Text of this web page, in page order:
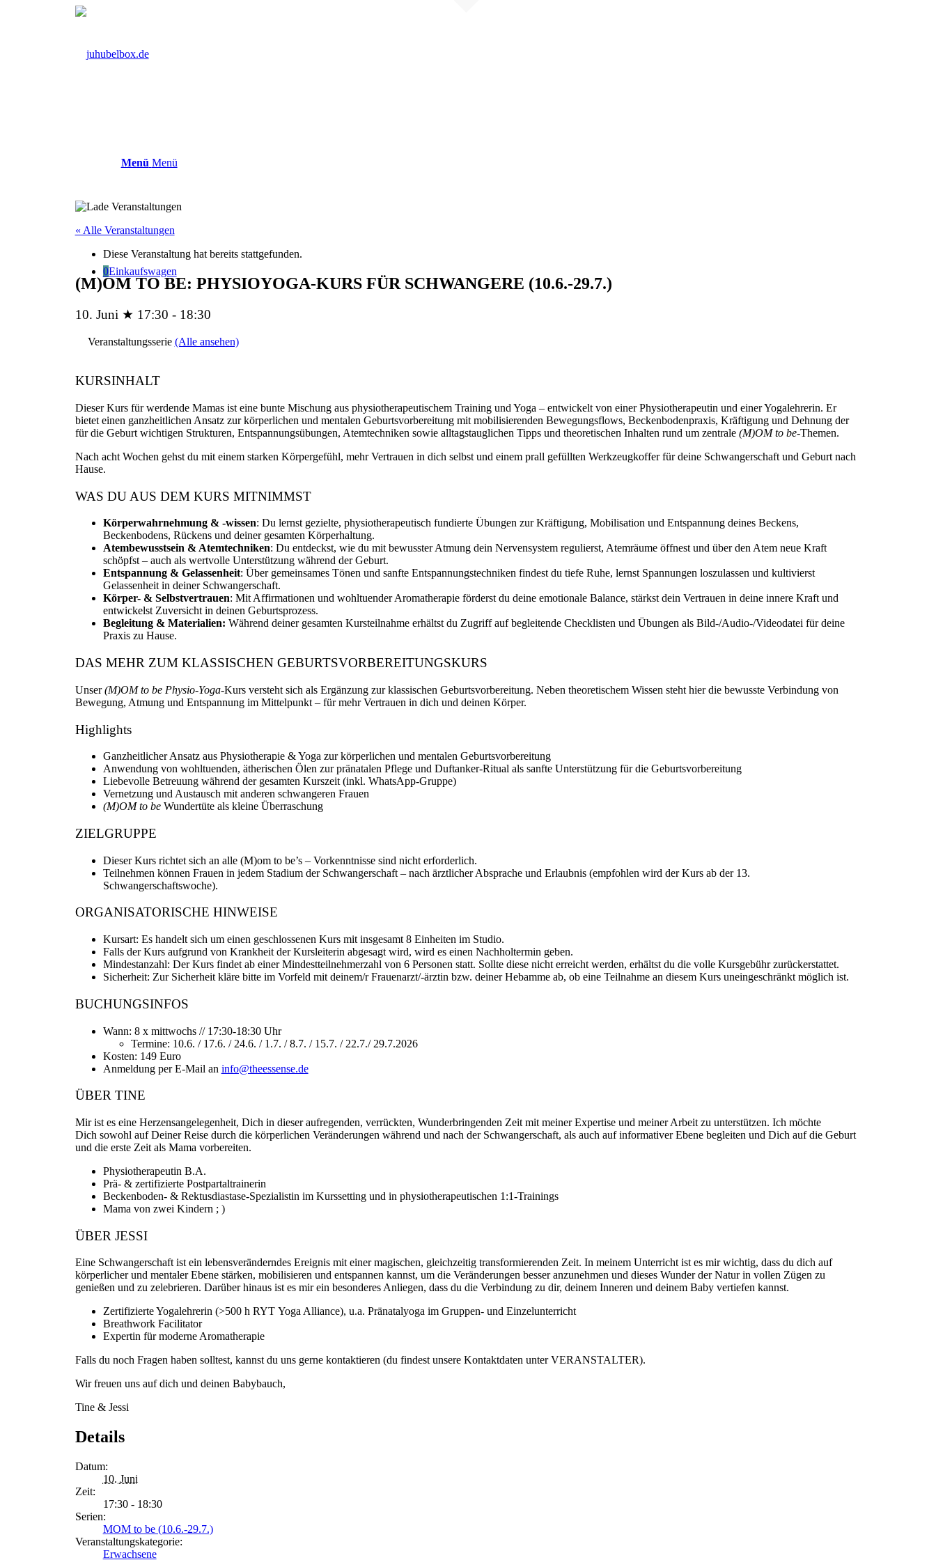
Menü Menü
0Einkaufswagen
« Alle Veranstaltungen
Diese Veranstaltung hat bereits stattgefunden.
(M)OM TO BE: PHYSIOYOGA-KURS FÜR SCHWANGERE (10.6.-29.7.)
10. Juni ★ 17:30 - 18:30
Veranstaltungsserie (Alle ansehen)
KURSINHALT
Dieser Kurs für werdende Mamas ist eine bunte Mischung aus physiotherapeutischem Training und Yoga – entwickelt von einer Physiotherapeutin und einer Yogalehrerin. Er
bietet einen ganzheitlichen Ansatz zur körperlichen und mentalen Geburtsvorbereitung mit mobilisierenden Bewegungsflows, Beckenbodenpraxis, Kräftigung und Dehnung der
für die Geburt wichtigen Strukturen, Entspannungsübungen, Atemtechniken sowie alltagstauglichen Tipps und theoretischen Inhalten rund um zentrale (M)OM to be-Themen.
Nach acht Wochen gehst du mit einem starken Körpergefühl, mehr Vertrauen in dich selbst und einem prall gefüllten Werkzeugkoffer für deine Schwangerschaft und Geburt nach
Hause.
WAS DU AUS DEM KURS MITNIMMST
Körperwahrnehmung & -wissen: Du lernst gezielte, physiotherapeutisch fundierte Übungen zur Kräftigung, Mobilisation und Entspannung deines Beckens,
Beckenbodens, Rückens und deiner gesamten Körperhaltung.
Atembewusstsein & Atemtechniken: Du entdeckst, wie du mit bewusster Atmung dein Nervensystem regulierst, Atemräume öffnest und über den Atem neue Kraft
schöpfst – auch als wertvolle Unterstützung während der Geburt.
Entspannung & Gelassenheit: Über gemeinsames Tönen und sanfte Entspannungstechniken findest du tiefe Ruhe, lernst Spannungen loszulassen und kultivierst
Gelassenheit in deiner Schwangerschaft.
Körper- & Selbstvertrauen: Mit Affirmationen und wohltuender Aromatherapie förderst du deine emotionale Balance, stärkst dein Vertrauen in deine innere Kraft und
entwickelst Zuversicht in deinen Geburtsprozess.
Begleitung & Materialien: Während deiner gesamten Kursteilnahme erhältst du Zugriff auf begleitende Checklisten und Übungen als Bild-/Audio-/Videodatei für deine
Praxis zu Hause.
DAS MEHR ZUM KLASSISCHEN GEBURTSVORBEREITUNGSKURS
Unser(M)OM to be Physio-Yoga-Kurs versteht sich als Ergänzung zur klassischen Geburtsvorbereitung. Neben theoretischem Wissen steht hier die bewusste Verbindung von
Bewegung, Atmung und Entspannung im Mittelpunkt – für mehr Vertrauen in dich und deinen Körper.
Highlights
Ganzheitlicher Ansatz aus Physiotherapie & Yoga zur körperlichen und mentalen Geburtsvorbereitung
Anwendung von wohltuenden, ätherischen Ölen zur pränatalen Pflege und Duftanker-Ritual als sanfte Unterstützung für die Geburtsvorbereitung
Liebevolle Betreuung während der gesamten Kurszeit (inkl. WhatsApp-Gruppe)
Vernetzung und Austausch mit anderen schwangeren Frauen
(M)OM to beWundertüte als kleine Überraschung
ZIELGRUPPE
Dieser Kurs richtet sich an alle (M)om to be’s – Vorkenntnisse sind nicht erforderlich.
Teilnehmen können Frauen in jedem Stadium der Schwangerschaft – nach ärztlicher Absprache und Erlaubnis (empfohlen wird der Kurs ab der 13.
Schwangerschaftswoche).
ORGANISATORISCHE HINWEISE
Kursart: Es handelt sich um einen geschlossenen Kurs mit insgesamt 8 Einheiten im Studio.
Falls der Kurs aufgrund von Krankheit der Kursleiterin abgesagt wird, wird es einen Nachholtermin geben.
Mindestanzahl: Der Kurs findet ab einer Mindestteilnehmerzahl von 6 Personen statt. Sollte diese nicht erreicht werden, erhältst du die volle Kursgebühr zurückerstattet.
Sicherheit: Zur Sicherheit kläre bitte im Vorfeld mit deinem/r Frauenarzt/-ärztin bzw. deiner Hebamme ab, ob eine Teilnahme an diesem Kurs uneingeschränkt möglich ist.
BUCHUNGSINFOS
Wann: 8 x mittwochs // 17:30-18:30 Uhr
Termine: 10.6. / 17.6. / 24.6. / 1.7. / 8.7. / 15.7. / 22.7./ 29.7.2026
Kosten: 149 Euro
Anmeldung per E-Mail an info@theessense.de
ÜBER TINE
Mir ist es eine Herzensangelegenheit, Dich in dieser aufregenden, verrückten, Wunderbringenden Zeit mit meiner Expertise und meiner Arbeit zu unterstützen. Ich möchte
Dich sowohl auf Deiner Reise durch die körperlichen Veränderungen während und nach der Schwangerschaft, als auch auf informativer Ebene begleiten und Dich auf die Geburt
und die erste Zeit als Mama vorbereiten.
Physiotherapeutin B.A.
Prä- & zertifizierte Postpartaltrainerin
Beckenboden- & Rektusdiastase-Spezialistin im Kurssetting und in physiotherapeutischen 1:1-Trainings
Mama von zwei Kindern ; )
ÜBER JESSI
Eine Schwangerschaft ist ein lebensveränderndes Ereignis mit einer magischen, gleichzeitig transformierenden Zeit. In meinem Unterricht ist es mir wichtig, dass du dich auf
körperlicher und mentaler Ebene stärken, mobilisieren und entspannen kannst, um die Veränderungen besser anzunehmen und dieses Wunder der Natur in vollen Zügen zu
genießen und zu zelebrieren. Darüber hinaus ist es mir ein besonderes Anliegen, dass du die Verbindung zu dir, deinem Inneren und deinem Baby vertiefen kannst.
Zertifizierte Yogalehrerin (>500 h RYT Yoga Alliance), u.a. Pränatalyoga im Gruppen- und Einzelunterricht
Breathwork Facilitator
Expertin für moderne Aromatherapie
Falls du noch Fragen haben solltest, kannst du uns gerne kontaktieren (du findest unsere Kontaktdaten unter VERANSTALTER).
Wir freuen uns auf dich und deinen Babybauch,
Tine & Jessi
Details
Datum:
10. Juni
Zeit:
17:30 - 18:30
Serien:
MOM to be (10.6.-29.7.)
Veranstaltungskategorie:
Erwachsene